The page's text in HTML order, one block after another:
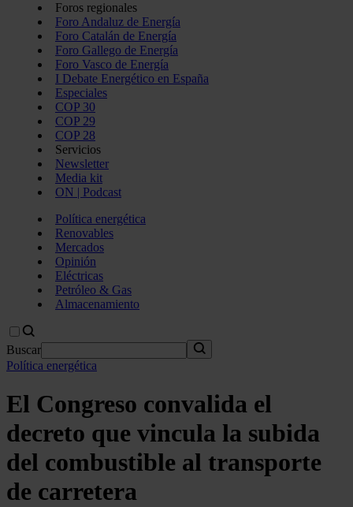
Foros regionales
Foro Andaluz de Energía
Foro Catalán de Energía
Foro Gallego de Energía
Foro Vasco de Energía
I Debate Energético en España
Especiales
COP 30
COP 29
COP 28
Servicios
Newsletter
Media kit
ON | Podcast
Política energética
Renovables
Mercados
Opinión
Eléctricas
Petróleo & Gas
Almacenamiento
Buscar
Política energética
El Congreso convalida el
decreto que vincula la subida
del combustible al transporte
de carretera